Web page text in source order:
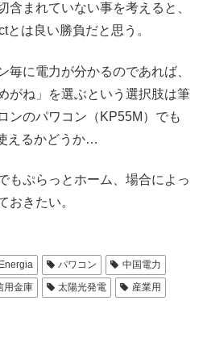
含まれていない事を考えると、
は良い勝負だと思う。
毎に電力が分かるのであれば、
がね」を選ぶという選択肢は筆
ンのパワコン（KP55M）でも
えるかどうか…
もぷらっとホーム、場合によっ
おきたい。
Energia パワコン
中国電力
用金庫 太陽光発電
産業用